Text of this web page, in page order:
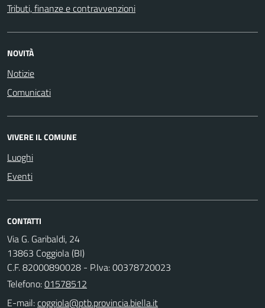
Tributi, finanze e contravvenzioni
NOVITÀ
Notizie
Comunicati
VIVERE IL COMUNE
Luoghi
Eventi
CONTATTI
Via G. Garibaldi, 24
13863 Coggiola (BI)
C.F. 82000890028 - P.Iva: 00378720023
Telefono:01578512
E-mail: